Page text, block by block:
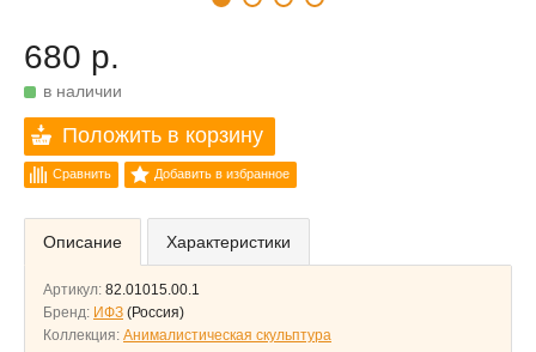
680 р.
в наличии
Положить в корзину
Сравнить Добавить в избранное
Описание Характеристики
Артикул: 82.01015.00.1
Бренд: ИФЗ (Россия)
Коллекция: Анималистическая скульптура